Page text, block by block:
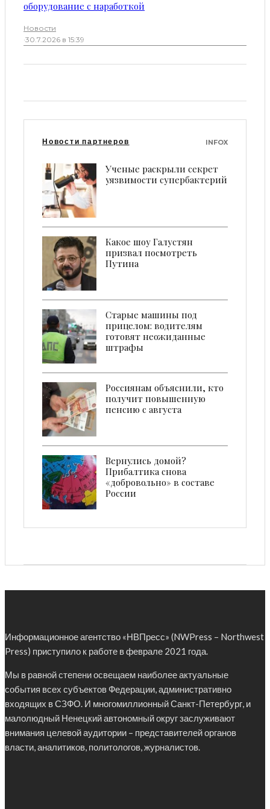
оборудование с наработкой
Новости
·30.7.2026 в 15:39
Новости партнеров INFOX
Ученые раскрыли секрет
уязвимости супербактерий
Какое шоу Галустян
призвал посмотреть
Путина
Старые машины под
прицелом: водителям
готовят неожиданные
штрафы
Россиянам объяснили, кто
получит повышенную
пенсию с августа
Вернулись домой?
Прибалтика снова
«добровольно» в составе
России
Информационное агентство «НВПресс» (NWPress – Northwest
Press) приступило к работе в феврале 2021 года.
Мы в равной степени освещаем наиболее актуальные
события всех субъектов Федерации, административно
входящих в СЗФО. И многомиллионный Санкт-Петербург, и
малолюдный Ненецкий автономный округ заслуживают
внимания целевой аудитории – представителей органов
власти, аналитиков, политологов, журналистов.